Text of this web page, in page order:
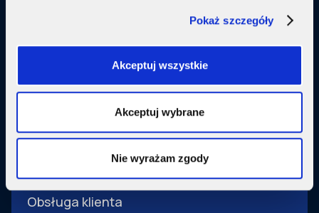
Pokaż szczegóły
Akceptuj wszystkie
Akceptuj wybrane
Nie wyrażam zgody
SupermediaGo
Pomoc i obsługa
Obsługa klienta